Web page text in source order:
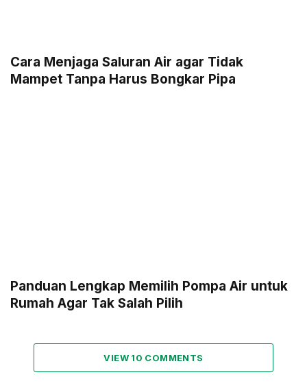
Cara Menjaga Saluran Air agar Tidak
Mampet Tanpa Harus Bongkar Pipa
Panduan Lengkap Memilih Pompa Air untuk
Rumah Agar Tak Salah Pilih
VIEW 10 COMMENTS